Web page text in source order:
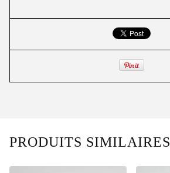
PRODUITS SIMILAIRES